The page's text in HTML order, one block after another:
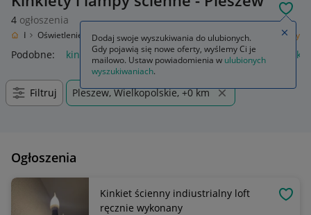
4 ogłoszenia
Oświetlenie Oświetlenie wewnętrzne Lampy ścienne Kinkiety
Podobne: kinkiet kinkiety zewnętrzne kinkiety ścienne
Filtruj Pleszew, Wielkopolskie, +0 km
Ogłoszenia
Kinkiet ścienny indiustrialny loft
ręcznie wykonany
Dodaj swoje wyszukiwania do ulubionych.
Gdy pojawią się nowe oferty, wyślemy Ci je
mailowo. Ustaw powiadomienia w ulubionych
wyszukiwaniach.